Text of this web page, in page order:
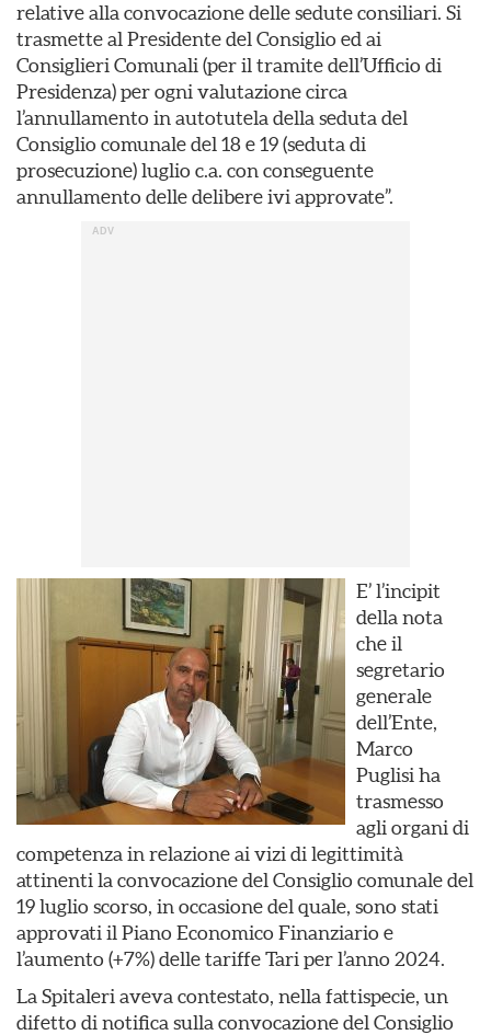
relative alla convocazione delle sedute consiliari. Si
trasmette al Presidente del Consiglio ed ai
Consiglieri Comunali (per il tramite dell’Ufficio di
Presidenza) per ogni valutazione circa
l’annullamento in autotutela della seduta del
Consiglio comunale del 18 e 19 (seduta di
prosecuzione) luglio c.a. con conseguente
annullamento delle delibere ivi approvate”.
E’ l’incipit
della nota
che il
segretario
generale
dell’Ente,
Marco
Puglisi ha
trasmesso
agli organi di
competenza in relazione ai vizi di legittimità
attinenti la convocazione del Consiglio comunale del
19 luglio scorso, in occasione del quale, sono stati
approvati il Piano Economico Finanziario e
l’aumento (+7%) delle tariffe Tari per l’anno 2024.
La Spitaleri aveva contestato, nella fattispecie, un
difetto di notifica sulla convocazione del Consiglio